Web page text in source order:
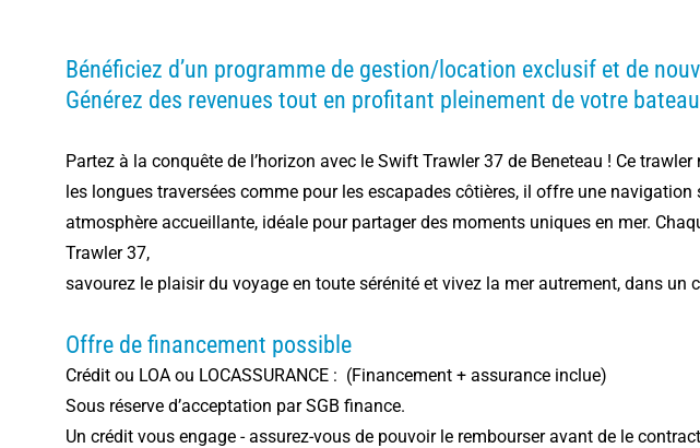
Bénéficiez d’un programme de gestion/location exclusif et de
Générez des revenues tout en profitant pleinement de votre
Partez à la conquête de l’horizon avec le Swift Trawler 37 de Beneteau ! Ce
les longues traversées comme pour les escapades côtières, il offre une
atmosphère accueillante, idéale pour partager des moments uniques en mer.
Trawler 37,
savourez le plaisir du voyage en toute sérénité et vivez la mer autrement, dans un
Offre de financement possible
Crédit ou LOA ou LOCASSURANCE : (Financement + assurance inclue)
Sous réserve d’acceptation par SGB finance.
Un crédit vous engage - assurez-vous de pouvoir le rembourser avant de le